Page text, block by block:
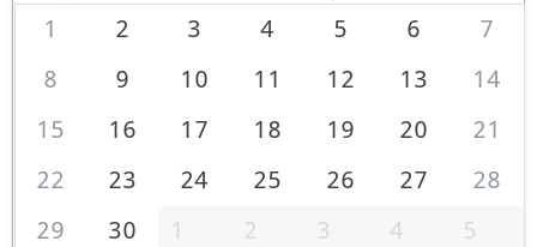
1 2 3 4 5 6
7
8
9 10 11 12 13
14
15
16 17 18 19 20
21
22
23 24 25 26 27
28
29
30 1 2 3 4 5